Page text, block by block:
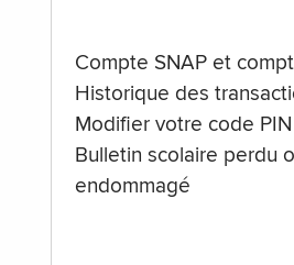
Compte SNAP et
Historique des
Modifier votre code PIN
Bulletin scolaire perdu
endommagé